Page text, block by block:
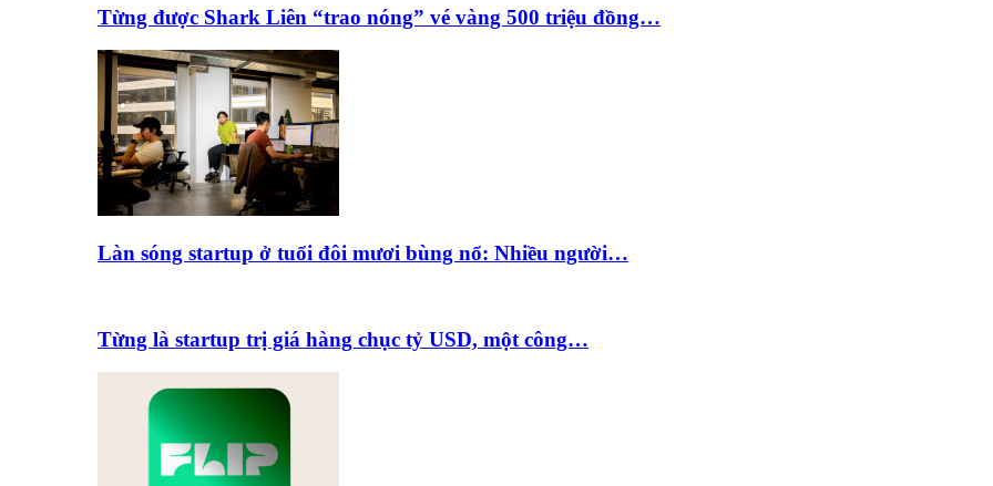
Từng được Shark Liên “trao nóng” vé vàng 500 triệu đồng…
Làn sóng startup ở tuổi đôi mươi bùng nổ: Nhiều người…
Từng là startup trị giá hàng chục tỷ USD, một công…